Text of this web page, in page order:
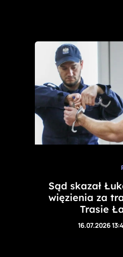
Sąd skazał
więzienia za
Trasie
16.07.2026